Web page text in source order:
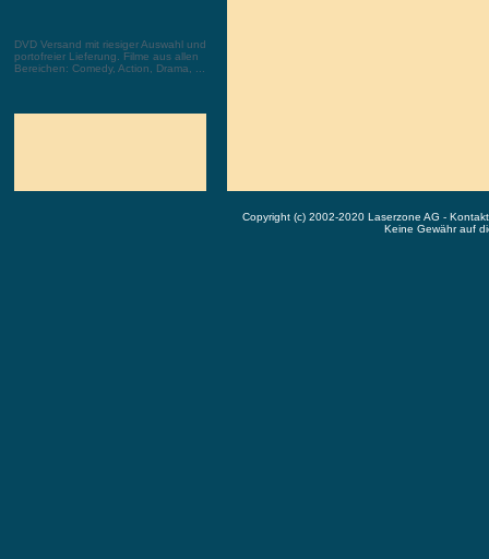
DVD Versand mit riesiger Auswahl und
portofreier Lieferung. Filme aus allen
Bereichen: Comedy, Action, Drama, ...
Copyright (c) 2002-2020 Laserzone AG -
Keine Gewähr auf